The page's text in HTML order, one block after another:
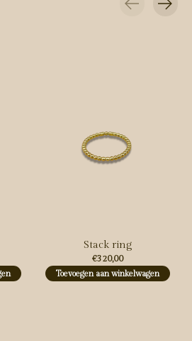
Stack ring
€320,00
Toevoegen aan winkelwagen